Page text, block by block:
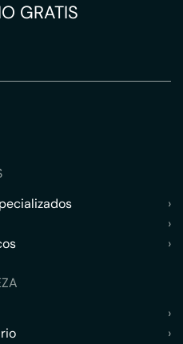
GRATIS
›
›
›
›
›